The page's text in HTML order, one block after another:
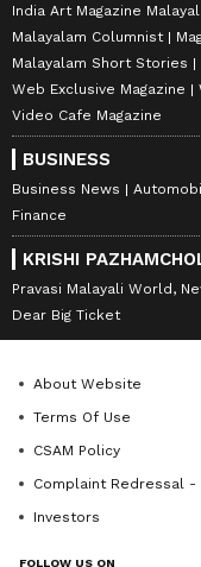
India Art Magazine
Malayalam Columnist
Malayalam Short Stories
Web Exclusive Magazine
Video Cafe Magazine
BUSINESS
Business News
Finance
KRISHI
Pravasi Malayali World,
Dear Big Ticket
About Website
Terms Of Use
CSAM Policy
Complaint Redressal -
Investors
FOLLOW US ON